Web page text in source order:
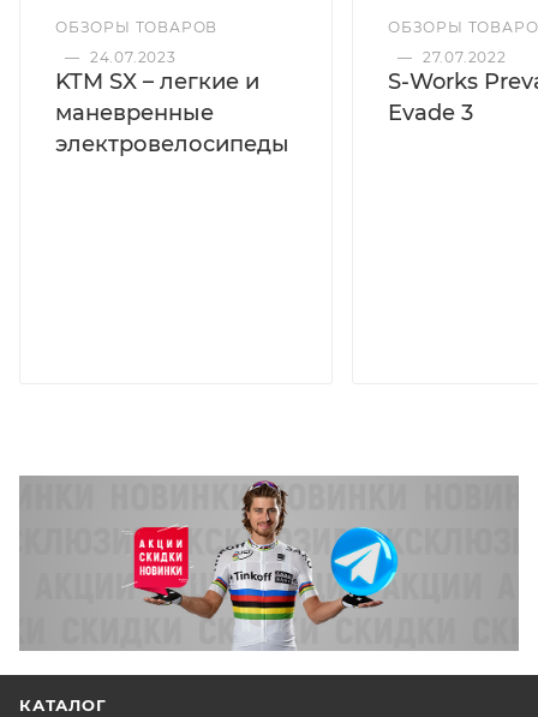
ОБЗОРЫ ТОВАРОВ
— 24.07.2023
KTM SX – легкие и
маневренные
электровелосипеды
ОБЗОРЫ
— 27.07.2022
S-Works
Evade 3
КАТАЛОГ